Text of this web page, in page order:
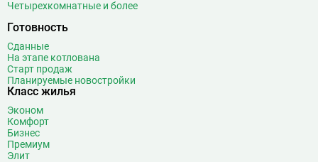
Четырехкомнатные и более
Готовность
Сданные
На этапе котлована
Старт продаж
Планируемые новостройки
Класс жилья
Эконом
Комфорт
Бизнес
Премиум
Элит